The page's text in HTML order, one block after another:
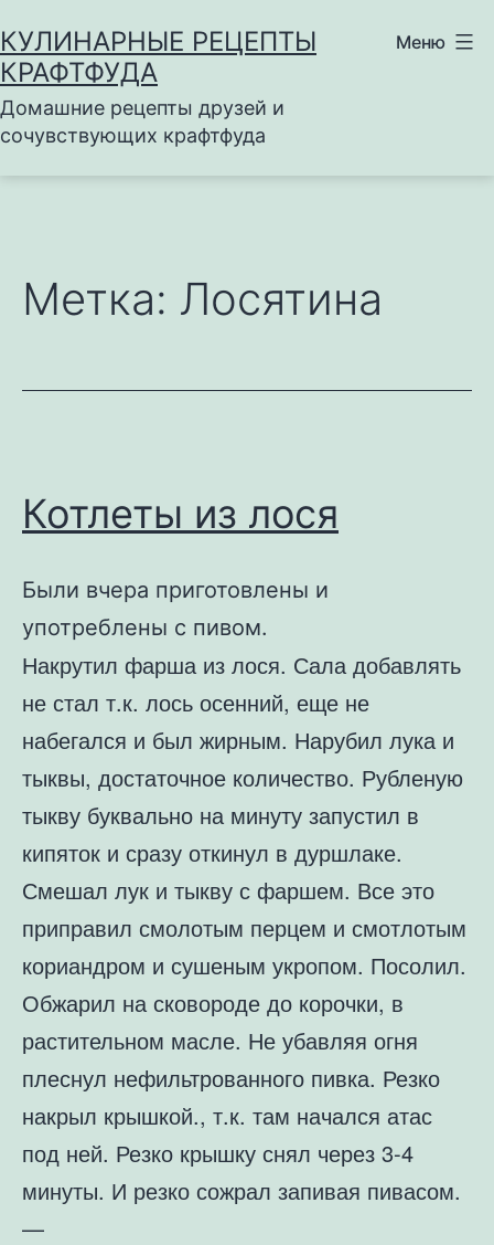
к
содержимому
КУЛИНАРНЫЕ РЕЦЕПТЫ
КРАФТФУДА
Домашние рецепты друзей и
сочувствующих крафтфуда
Меню
Метка: Лосятина
Котлеты из лося
Были вчера приготовлены и
употреблены с пивом.
Накрутил фарша из лося. Сала добавлять
не стал т.к. лось осенний, еще не
набегался и был жирным. Нарубил лука и
тыквы, достаточное количество. Рубленую
тыкву буквально на минуту запустил в
кипяток и сразу откинул в дуршлаке.
Смешал лук и тыкву с фаршем. Все это
приправил смолотым перцем и смотлотым
кориандром и сушеным укропом. Посолил.
Обжарил на сковороде до корочки, в
растительном масле. Не убавляя огня
плеснул нефильтрованного пивка. Резко
накрыл крышкой., т.к. там начался атас
под ней. Резко крышку снял через 3-4
минуты. И резко сожрал запивая пивасом.
—